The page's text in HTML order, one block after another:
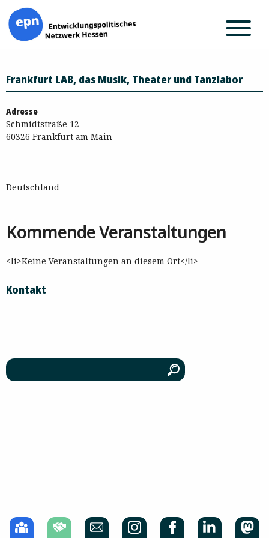
Inhalt
springen
Frankfurt LAB, das Musik, Theater und Tanzlabor
Adresse
Schmidtstraße 12
60326 Frankfurt am Main
Deutschland
Kommende Veranstaltungen
<li>Keine Veranstaltungen an diesem Ort</li>
Kontakt